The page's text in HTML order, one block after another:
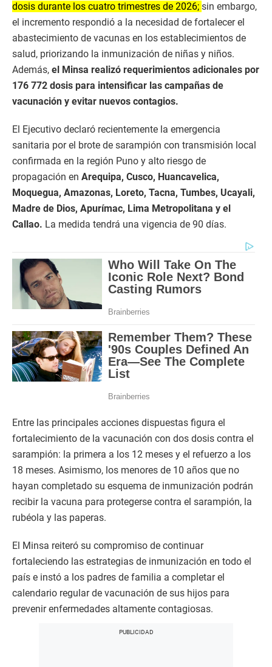
dosis durante los cuatro trimestres de 2026; sin embargo,
el incremento respondió a la necesidad de fortalecer el
abastecimiento de vacunas en los establecimientos de
salud, priorizando la inmunización de niñas y niños.
Además, el Minsa realizó requerimientos adicionales por
176 772 dosis para intensificar las campañas de
vacunación y evitar nuevos contagios.
El Ejecutivo declaró recientemente la emergencia
sanitaria por el brote de sarampión con transmisión local
confirmada en la región Puno y alto riesgo de
propagación en Arequipa, Cusco, Huancavelica,
Moquegua, Amazonas, Loreto, Tacna, Tumbes, Ucayali,
Madre de Dios, Apurímac, Lima Metropolitana y el
Callao. La medida tendrá una vigencia de 90 días.
Entre las principales acciones dispuestas figura el
fortalecimiento de la vacunación con dos dosis contra el
sarampión: la primera a los 12 meses y el refuerzo a los
18 meses. Asimismo, los menores de 10 años que no
hayan completado su esquema de inmunización podrán
recibir la vacuna para protegerse contra el sarampión, la
rubéola y las paperas.
El Minsa reiteró su compromiso de continuar
fortaleciendo las estrategias de inmunización en todo el
país e instó a los padres de familia a completar el
calendario regular de vacunación de sus hijos para
prevenir enfermedades altamente contagiosas.